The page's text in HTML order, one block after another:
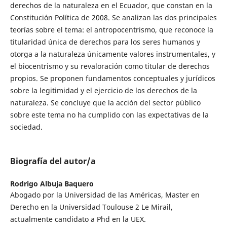
derechos de la naturaleza en el Ecuador, que constan en la
Constitución Política de 2008. Se analizan las dos principales
teorías sobre el tema: el antropocentrismo, que reconoce la
titularidad única de derechos para los seres humanos y
otorga a la naturaleza únicamente valores instrumentales, y
el biocentrismo y su revaloración como titular de derechos
propios. Se proponen fundamentos conceptuales y jurídicos
sobre la legitimidad y el ejercicio de los derechos de la
naturaleza. Se concluye que la acción del sector público
sobre este tema no ha cumplido con las expectativas de la
sociedad.
Biografía del autor/a
Rodrigo Albuja Baquero
Abogado por la Universidad de las Américas, Master en
Derecho en la Universidad Toulouse 2 Le Mirail,
actualmente candidato a Phd en la UEX.